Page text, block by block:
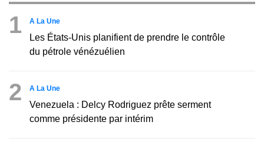
1 A La Une
Les États-Unis planifient de prendre le contrôle
du pétrole vénézuélien
2 A La Une
Venezuela : Delcy Rodriguez prête serment
comme présidente par intérim